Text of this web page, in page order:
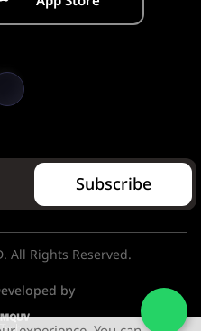
Subscribe
All Rights Reserved.
by